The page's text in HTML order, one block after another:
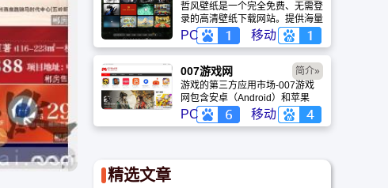
哲风壁纸是一个完全免费、无需登
录的高清壁纸下载网站。提供海量
4K、8K超清电脑与手机壁纸，涵
盖动漫、风景、赛博朋克等多元风
格。支持动态壁纸与头像制作，国
内访问极速，是美化桌面的首选平
台。
PC 移动
007游戏网
游戏的第三方应用市场-007游戏
网包含安卓（Android）和苹果
（iOS）系统的手机应用、游戏以
及电脑软件的下载服务，还有精心
PC 移动
简介»
精选文章